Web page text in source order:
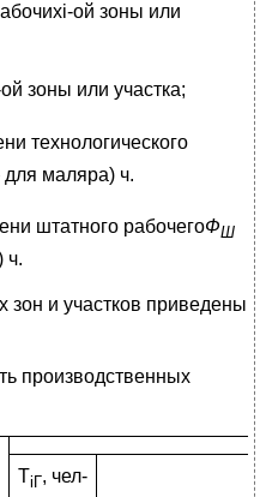
ой зоны или
зоны или участка;
технологического
маляра) ч.
штатного рабочегоФШ
ч.
зон и участков приведены
производственных
Ti Г, чел-